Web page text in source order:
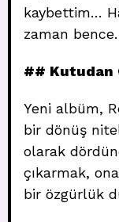
kaybettim…
zaman
## Kutudan
Yeni albüm,
bir dönüş
olarak
çıkarmak,
bir özgürlük